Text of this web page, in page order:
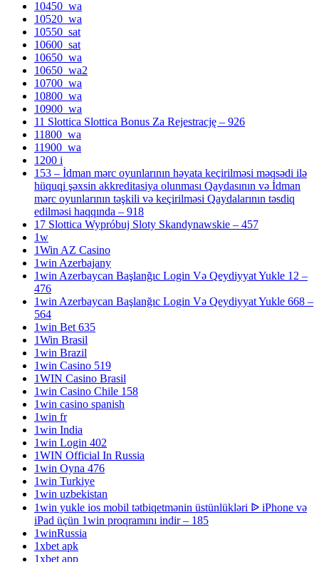
10450_wa
10520_wa
10550_sat
10600_sat
10650_wa
10650_wa2
10700_wa
10800_wa
10900_wa
11 Slottica Slottica Bonus Za Rejestrację – 926
11800_wa
11900_wa
1200 i
153 – İdman mərc oyunlarının həyata keçirilməsi məqsədi ilə
hüquqi şəxsin akkreditasiya olunması Qaydasının və İdman
mərc oyunlarının təşkili və keçirilməsi Qaydalarının təsdiq
edilməsi haqqında – 918
17 Slottica Wypróbuj Sloty Skandynawskie – 457
1w
1Win AZ Casino
1win Azerbajany
1win Azerbaycan Başlanğıc Login Və Qeydiyyat Yukle 12 –
476
1win Azerbaycan Başlanğıc Login Və Qeydiyyat Yukle 668 –
564
1win Bet 635
1Win Brasil
1win Brazil
1win Casino 519
1WIN Casino Brasil
1win Casino Chile 158
1win casino spanish
1win fr
1win India
1win Login 402
1WIN Official In Russia
1win Oyna 476
1win Turkiye
1win uzbekistan
1win yukle ios mobil tətbiqetmənin üstünlükləri ᐉ iPhone və
iPad üçün 1win proqramını indir – 185
1winRussia
1xbet apk
1xbet app